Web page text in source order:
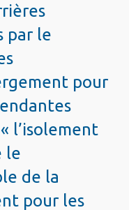
par le
pour
l’isolement
le
de la
pour les